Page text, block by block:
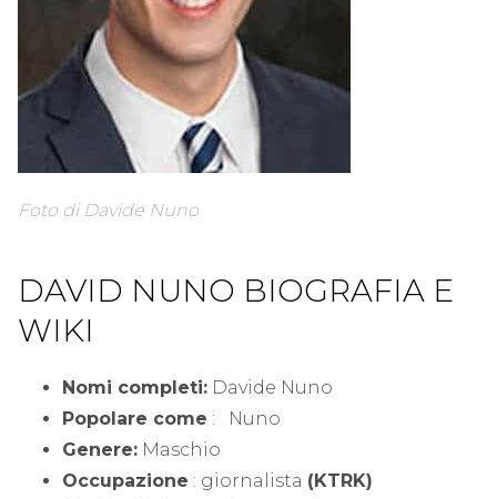
Foto di Davide Nuno
DAVID NUNO BIOGRAFIA E
WIKI
Nomi completi: Davide Nuno
Popolare come : Nuno
Genere: Maschio
Occupazione : giornalista (KTRK)